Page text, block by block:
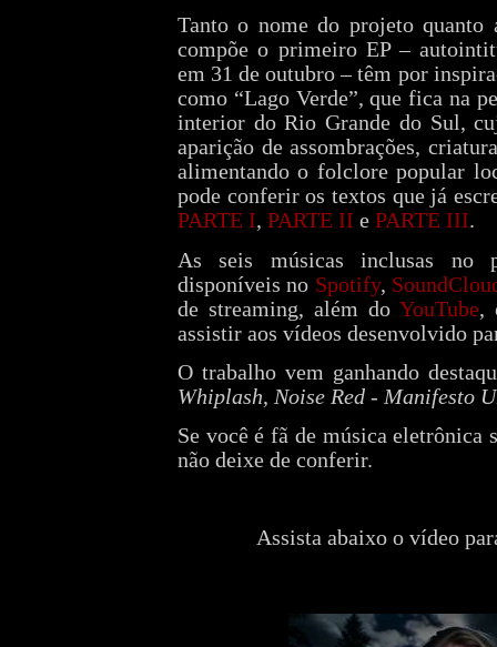
Tanto o nome do projeto quanto
compõe o primeiro EP –
em 31 de outubro – têm por
como “Lago Verde”, que fica na
interior do Rio Grande do Sul,
aparição de assombrações,
alimentando o folclore popular
pode conferir os textos que já
PARTE I, PARTE II e PARTE III.
As seis músicas inclusas no
disponíveis no Spotify,
de streaming, além do YouTube,
assistir aos vídeos desenvolvido
O trabalho vem ganhando
Whiplash, Noise Red - Manifesto
Se você é fã de música eletrônica
não deixe de conferir.
Assista abaixo o vídeo